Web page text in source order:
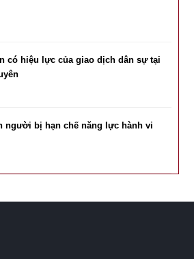
có hiệu lực của giao dịch dân sự tại
người bị hạn chế năng lực hành vi